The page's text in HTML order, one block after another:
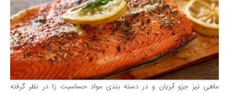
ماهی نیز جزو آبزیان و در دسته بندی مواد حساسیت زا در نظر گرفته